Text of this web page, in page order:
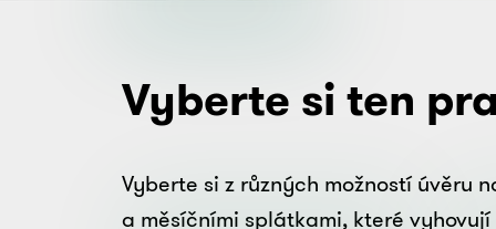
Vyberte si ten
Vyberte si z různých možností úvěru
a měsíčními splátkami, které